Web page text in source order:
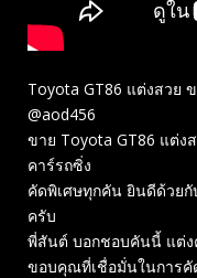
Toyota GT86 แต่งสวย
@aod456
ขาย Toyota GT86 แต่
คาร์รถซิ่ง
คัดพิเศษทุกคัน ยินดีด้วย
ครับ
พี่สันต์ บอกชอบคันนี้ แต่ง
ขอบคุณที่เชื่อมั่นในการคั